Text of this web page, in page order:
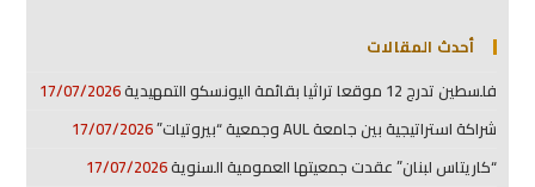
أحدث المقالات
فلسطين تدرج 12 موقعا تراثيا بقائمة اليونسكو التمهيدية
17/07/2026
شراكة استراتيجية بين جامعة AUL وجمعية “بيروتيات”
17/07/2026
“كاريتاس لبنان” عقدت جمعيتها العمومية السنوية17/07/2026